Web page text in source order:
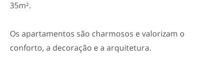
35m².
Os apartamentos são charmosos e valorizam o
conforto, a decoração e a arquitetura.